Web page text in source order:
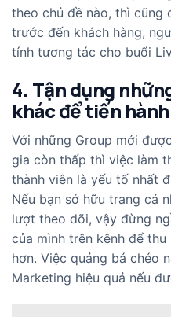
theo chủ đề nào, thì cũng
trước đến khách hàng,
tính tương tác cho buổi
4. Tận dụng
khác để tiến
Với những Group mới
gia còn thấp thì việc làm
thành viên là yếu tố nhất
Nếu bạn sở hữu trang cá
lượt theo dõi, vậy đừng
của mình trên kênh để
hơn. Việc quảng bá chéo
Marketing hiệu quả nếu